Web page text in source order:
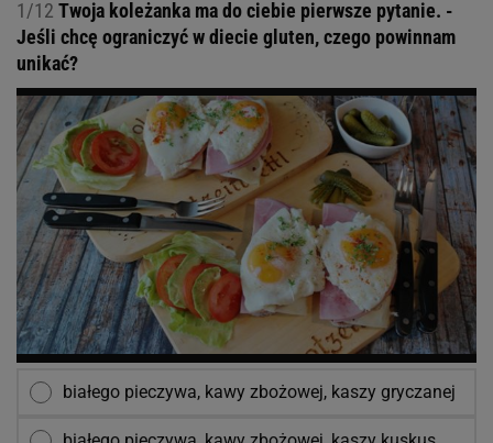
1/12 Twoja koleżanka ma do ciebie pierwsze pytanie. -
Jeśli chcę ograniczyć w diecie gluten, czego powinnam
unikać?
białego pieczywa, kawy zbożowej, kaszy gryczanej